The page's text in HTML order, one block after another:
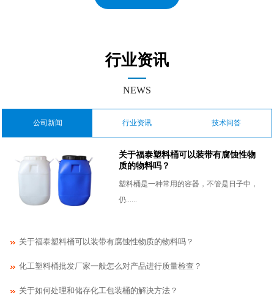
行业资讯
NEWS
公司新闻 行业资讯 技术问答
关于福泰塑料桶可以装带有腐蚀性物
质的物料吗？
塑料桶是一种常用的容器，不管是日子中，
仍......
关于福泰塑料桶可以装带有腐蚀性物质的物料吗？
化工塑料桶批发厂家一般怎么对产品进行质量检查？
关于如何处理和储存化工包装桶的解决方法？